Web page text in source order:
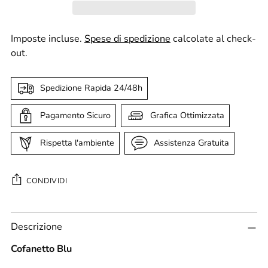
Imposte incluse. Spese di spedizione calcolate al check-
out.
Spedizione Rapida 24/48h
Pagamento Sicuro Grafica Ottimizzata
Rispetta l'ambiente Assistenza Gratuita
CONDIVIDI
Aggiungere
un
prodotto
al
Descrizione
Cofanetto Blu